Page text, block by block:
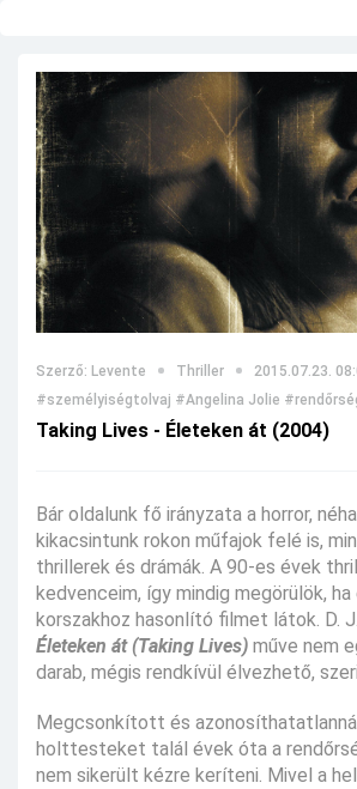
Szerző: Levente Thriller
2015.07.23.
#személyiségtolvaj #Angelina Jolie
Taking Lives - Életeken át (2004)
Bár oldalunk fő irányzata a horror,
kikacsintunk rokon műfajok felé is,
thrillerek és drámák. A 90-es évek
kedvenceim, így mindig megörülök,
korszakhoz hasonlító filmet látok. D.
Életeken át (Taking Lives) műve nem
darab, mégis rendkívül élvezhető,
Megcsonkított és
holttesteket talál évek óta a
nem sikerült kézre keríteni. Mivel a